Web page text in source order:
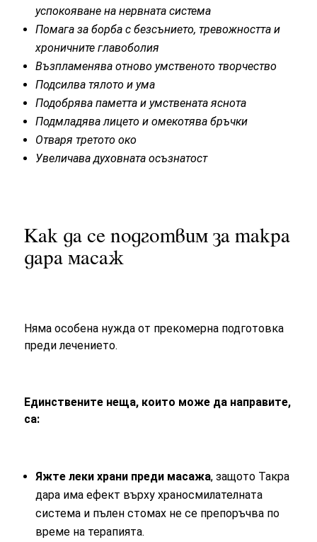
успокояване на нервната система
Помага за борба с безсънието, тревожността и
хроничните главоболия
Възпламенява отново умственото творчество
Подсилва тялото и ума
Подобрява паметта и умствената яснота
Подмладява лицето и омекотява бръчки
Отваря третото око
Увеличава духовната осъзнатост
Как да се подготвим за такра
дара масаж
Няма особена нужда от прекомерна подготовка
преди лечението.
Единствените неща, които може да направите,
са:
Яжте леки храни преди масажа, защото Такра
дара има ефект върху храносмилателната
система и пълен стомах не се препоръчва по
време на терапията.